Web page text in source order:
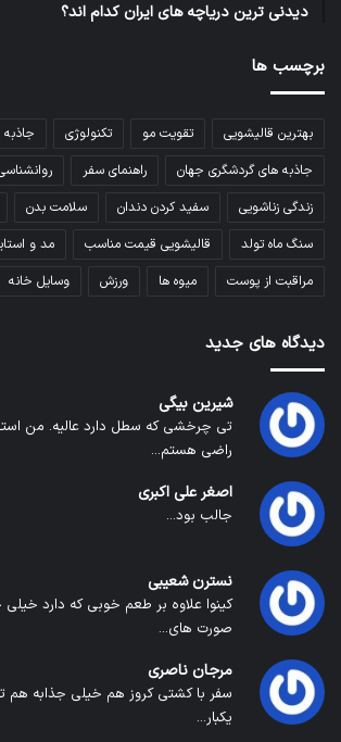
دیدنی ترین دریاچه های ایران کدام اند؟
برچسب ها
بهترین قالیشویی تقویت مو تکنولوژی
جاذبه های گردشگری جهان
راهنمای سفر
زندگی زناشویی
سفید کردن دندان سلامت بدن
سنگ ماه تولد
قالیشویی قیمت مناسب مد و
مراقبت از پوست
میوه ها ورزش وسایل خانه
دیدگاه های جدید
شیرین بیگی
تی چرخشی که سطل دارد عالیه. من
راضی هستم...
اصغر علی اکبری
جالب بود...
نسترن شعیبی
کینوا علاوه بر طعم خوبی که دارد
صورت های...
مرجان ناصری
سفر با کشتی کروز هم خیلی جذابه هم
یکبار...